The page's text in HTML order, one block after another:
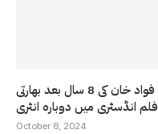
فواد خان کی 8 سال بعد بھارتی
فلم انڈسٹری میں دوبارہ انٹری
October 8, 2024